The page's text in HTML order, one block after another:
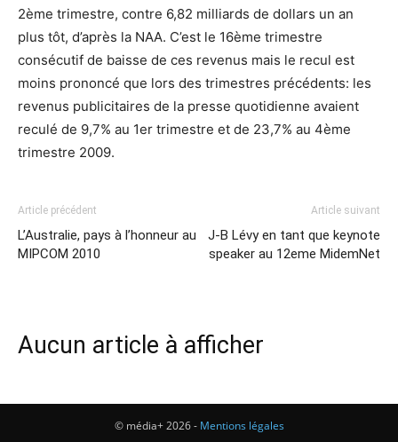
2ème trimestre, contre 6,82 milliards de dollars un an
plus tôt, d’après la NAA. C’est le 16ème trimestre
consécutif de baisse de ces revenus mais le recul est
moins prononcé que lors des trimestres précédents: les
revenus publicitaires de la presse quotidienne avaient
reculé de 9,7% au 1er trimestre et de 23,7% au 4ème
trimestre 2009.
Article précédent
L’Australie, pays à l’honneur au
MIPCOM 2010
Article suivant
J-B Lévy en tant que keynote
speaker au 12eme MidemNet
Aucun article à afficher
© média+ 2026 - Mentions légales